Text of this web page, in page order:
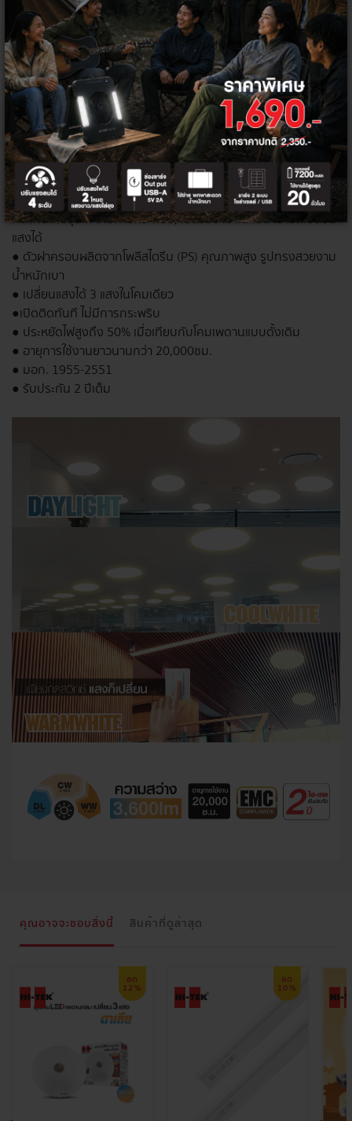
แชร์ :
รายละเอียด สเปค รีวิว(0) ดาวน์โหลด
HI-TEK ชุดโคมไฟเพดานกลม LED โรซี่ 36W เปลี่ยน 3 แสง
เปลี่ยนแสงได้ 3 แสงในโคมเดียว แสงขาว ขาวนวล และแสงนวล
ติดลอย ให้แสงสว่างภายในอาคารสำหรับติดโคมเพดาน
เหมาะสำหรับบ้าน ที่พักอาศัย เปลี่ยนแสงได้ 3 แสง โดยใช้สวิตช์ ใช้
ทดแทนโคมรุ่นเก่าที่มีการกระพริบ, ไม่สวยงาม และไม่สามารถเปลี่ยน
แสงได้
● ตัวฝาครอบผลิตจากโพลีสไตรีน (PS) คุณภาพสูง รูปทรงสวยงาม
น้ำหนักเบา
● เปลี่ยนแสงได้ 3 แสงในโคมเดียว
●เปิดติดทันที ไม่มีการกระพริบ
● ประหยัดไฟสูงถึง 50% เมื่อเทียบกับโคมเพดานแบบดั้งเดิม
● อายุการใช้งานยาวนานกว่า 20,000ชม.
● มอก. 1955-2551
● รับประกัน 2 ปีเต็ม
คุณอาจจะชอบสิ่งนี้ สินค้าที่ดูล่าสุด
ลด
12%
ลด
10%